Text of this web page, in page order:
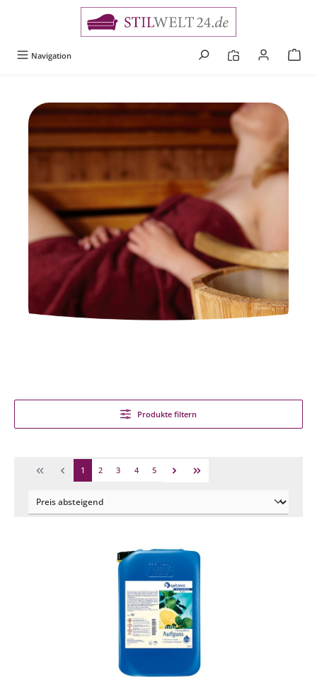
Navigation
Produkte filtern
1 2 3 4 5